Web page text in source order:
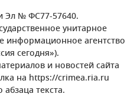
Эл № ФС77-57640.
унитарное
информационное агентство
сегодня»).
и новостей сайта
на https://crimea.ria.ru
текста.